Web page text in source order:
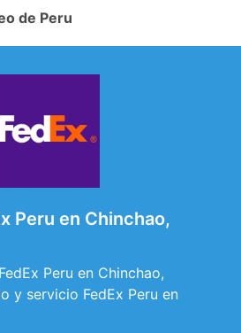
de Peru
Peru en Chinchao,
Peru en Chinchao,
y servicio FedEx Peru en